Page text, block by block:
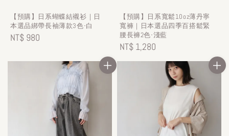
【預購】日系蝴蝶結襯衫｜日
本選品綁帶長袖薄款3色-白
Regular
NT$ 980
【預購】日系寬鬆10oz薄丹寧
寬褲｜日本選品四季百搭鬆緊
腰長褲2色-淺藍
Regular
price
NT$ 1,280